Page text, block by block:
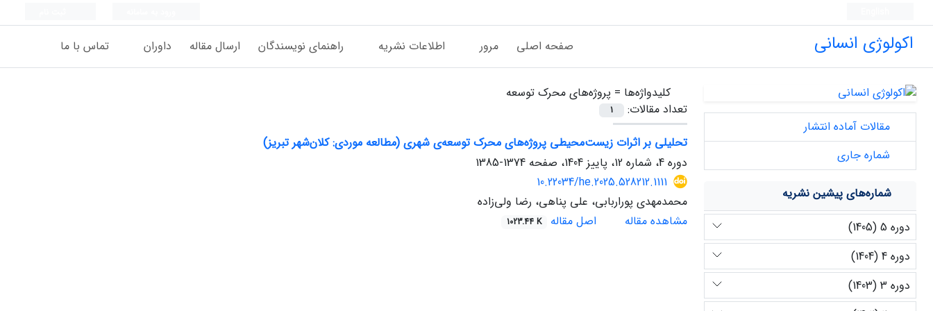
اکولوژی انسانی صفحه اصلی مرور اطلاعات نشریه راهنمای نویسندگان ارسال مقاله داوران تماس با ما
کلیدواژه‌ها = پروژه‌های محرک توسعه
تعداد مقالات:
1
تحلیلی بر اثرات زیست‌محیطی پروژه‌های محرک توسعه‌ی شهری (مطالعه موردی: کلان‌شهر تبریز)
دوره 4، شماره 12، پاییز 1404، صفحه
1374-1385
10.22034/he.2025.528212.1111
محمدمهدی پوراربابی، علی پناهی، رضا ولی‌زاده
مشاهده مقاله
اصل مقاله 1023.44 K
مقالات آماده انتشار
شماره جاری
شماره‌های پیشین نشریه
دوره 5 (1405)
دوره 4 (1404)
دوره 3 (1403)